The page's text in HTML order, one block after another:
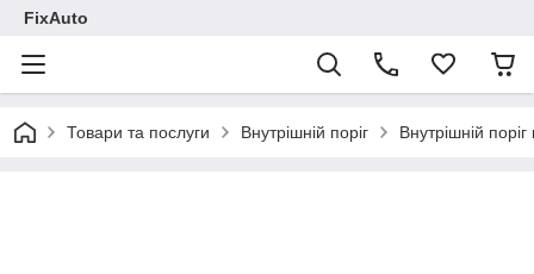
FixAuto
Товари та послуги Внутрішній поріг Внутрішній